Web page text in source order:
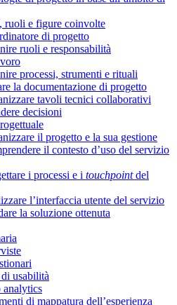
ruoli e figure coinvolte
di progetto
ruoli e responsabilità
processi, strumenti e rituali
la documentazione di progetto
tavoli tecnici collaborativi
decisioni
il progetto e la sua gestione
il contesto d’uso del servizio
i processi e i touchpointdel
l’interfaccia utente del servizio
la soluzione ottenuta
usabilità
analytics
di mappatura dell’esperienza